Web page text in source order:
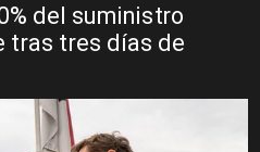
del suministro
tras tres días de